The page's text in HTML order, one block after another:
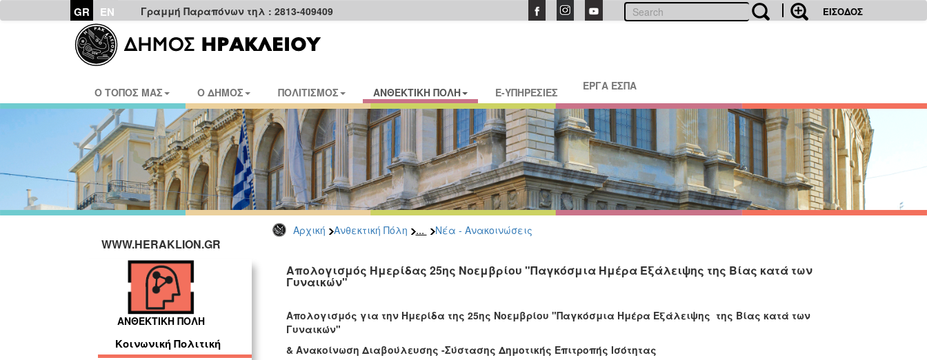
GR EN Γραμμή Παραπόνων τηλ : 2813-409409 ΕΙΣΟΔΟΣ
Ο ΤΟΠΟΣ ΜΑΣ Ο ΔΗΜΟΣ ΠΟΛΙΤΙΣΜΟΣ ΑΝΘΕΚΤΙΚΗ ΠΟΛΗ E-ΥΠΗΡΕΣΙΕΣ ΕΡΓΑ ΕΣΠΑ
Αρχική Ανθεκτική Πόλη ... Νέα - Ανακοινώσεις
WWW.HERAKLION.GR
ΑΝΘΕΚΤΙΚΗ ΠΟΛΗ
Κοινωνική Πολιτική
Απολογισμός Ημερίδας 25ης Νοεμβρίου "Παγκόσμια Ημέρα Εξάλειψης της Βίας κατά των
Γυναικών"
Απολογισμός για την Ημερίδα της 25ης Νοεμβρίου "Παγκόσμια Ημέρα Εξάλειψης της Βίας κατά των
Γυναικών"
& Ανακοίνωση Διαβούλευσης -Σύστασης Δημοτικής Επιτροπής Ισότητας